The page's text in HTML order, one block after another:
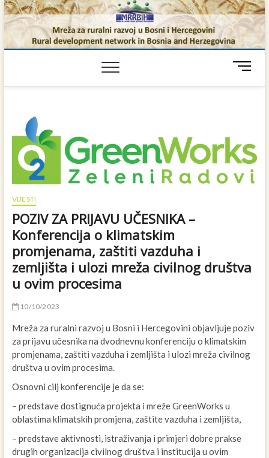
Skip
to
content
M
t
t
o
n
VIJESTI
POZIV ZA PRIJAVU UČESNIKA –
Konferencija o klimatskim
promjenama, zaštiti vazduha i
zemljišta i ulozi mreža civilnog društva
u ovim procesima
10/10/2023
Mreža za ruralni razvoj u Bosni i Hercegovini objavljuje poziv
za prijavu učesnika na dvodnevnu konferenciju o klimatskim
promjenama, zaštiti vazduha i zemljišta i ulozi mreža civilnog
društva u ovim procesima.
Osnovni cilj konferencije je da se:
– predstave dostignuća projekta i mreže GreenWorks u
oblastima klimatskih promjena, zaštite vazduha i zemljišta,
– predstave aktivnosti, istraživanja i primjeri dobre prakse
drugih organizacija civilnog društva i institucija u ovim